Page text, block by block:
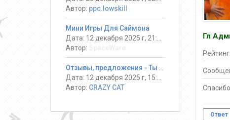
Гл
Ответ
Автор: ppc.lowskill
Мини Игры Для Саймона
Автор:
Автор: CRAZY CAT